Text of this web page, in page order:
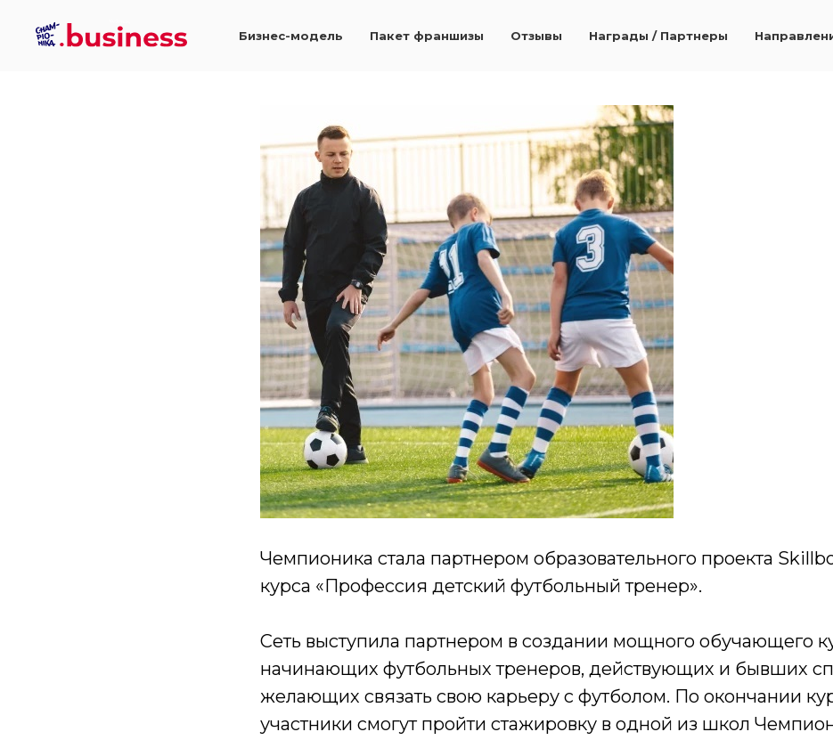
Бизнес-модель Пакет франшизы Отзывы Награды / Партнеры
Чемпионика - партнер проекта
Чемпионика стала партнером образовательного проекта
курса «Профессия детский футбольный тренер».
Сеть выступила партнером в создании мощного обучающего
начинающих футбольных тренеров, действующих и бывших
желающих связать свою карьеру с футболом. По окончании
участники смогут пройти стажировку в одной из школ